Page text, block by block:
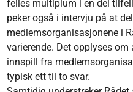
felles multiplum i en del
peker også i intervju på at
medlemsorganisasjonene i
varierende. Det opplyses
innspill fra
typisk ett til to svar.